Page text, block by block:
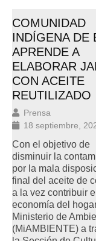
COMUNIDAD
INDÍGENA DE
APRENDE A
ELABORAR
CON ACEITE
REUTILIZADO
Prensa
18 septiembre,
Con el objetivo de
disminuir la
por la mala
final del aceite de
a la vez contribuir
economía del
Ministerio de
(MiAMBIENTE) a